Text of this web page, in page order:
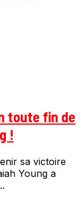
toute fin de
!
sa victoire
Young a